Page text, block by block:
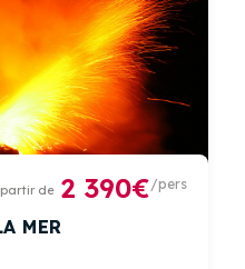
de 2 390€/pers
MER